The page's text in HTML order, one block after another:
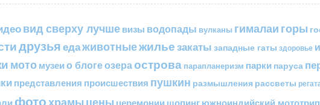
вид сверху лучше визы водопады вулканы гималаи горы
друзьяедаживотныежильезакаты западные гаты здоровье
мото музеи о блогеозераострова парапланеризм парки паруса
представления происшествия пушкин размышления рассветы
фотохрамы цены церемонии шопингюжноиндийский мототрип